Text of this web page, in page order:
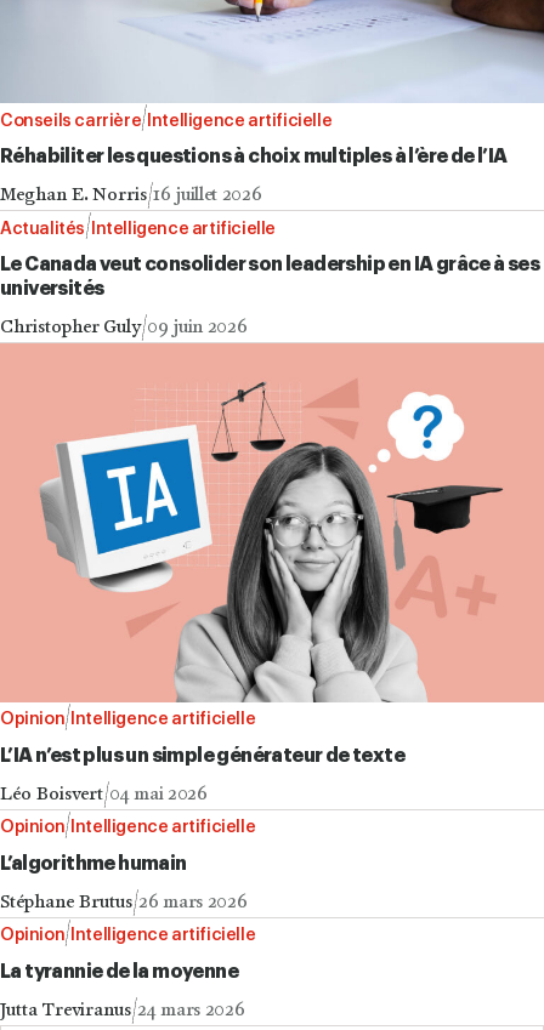
Conseils carrière Intelligence artificielle
Réhabiliter les questions à choix multiples à l’ère de l’IA
Meghan E. Norris 16 juillet 2026
Actualités Intelligence artificielle
Le Canada veut consolider son leadership en IA grâce à ses
universités
Christopher Guly 09 juin 2026
Opinion Intelligence artificielle
L’IA n’est plus un simple générateur de texte
Léo Boisvert 04 mai 2026
Opinion Intelligence artificielle
L’algorithme humain
Stéphane Brutus 26 mars 2026
Opinion Intelligence artificielle
La tyrannie de la moyenne
Jutta Treviranus 24 mars 2026